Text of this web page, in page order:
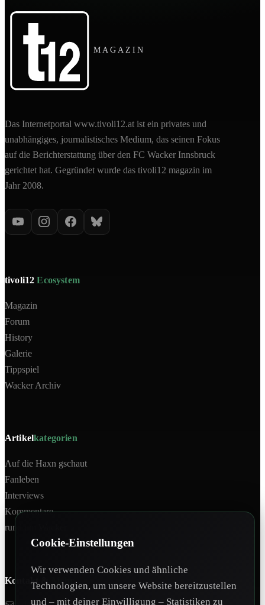
MAGAZIN
Das Internetportal www.tivoli12.at ist ein privates und
unabhängiges, journalistisches Medium, das seinen Fokus
auf die Berichterstattung über den FC Wacker Innsbruck
gerichtet hat. Gegründet wurde das tivoli12 magazin im
Jahr 2008.
tivoli12Ecosystem
Magazin
Forum
History
Galerie
Tippspiel
Wacker Archiv
Artikelkategorien
Auf die Haxn gschaut
Fanleben
Interviews
Kommentare
rund um Wacker
Kontakt & Mehr
Cookie-Einstellungen
Wir verwenden Cookies und ähnliche
Technologien, um unsere Website bereitzustellen
und – mit deiner Einwilligung – Statistiken zu